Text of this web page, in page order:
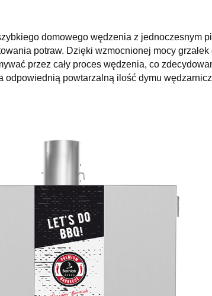
domowego wędzenia z jednoczesnym
potraw. Dzięki wzmocnionej mocy
przez cały proces wędzenia, co
powtarzalną ilość dymu